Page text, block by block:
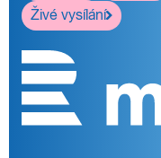
Živé vysílání